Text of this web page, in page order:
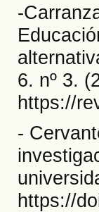
-
6. nº 3.
https://
-
https://